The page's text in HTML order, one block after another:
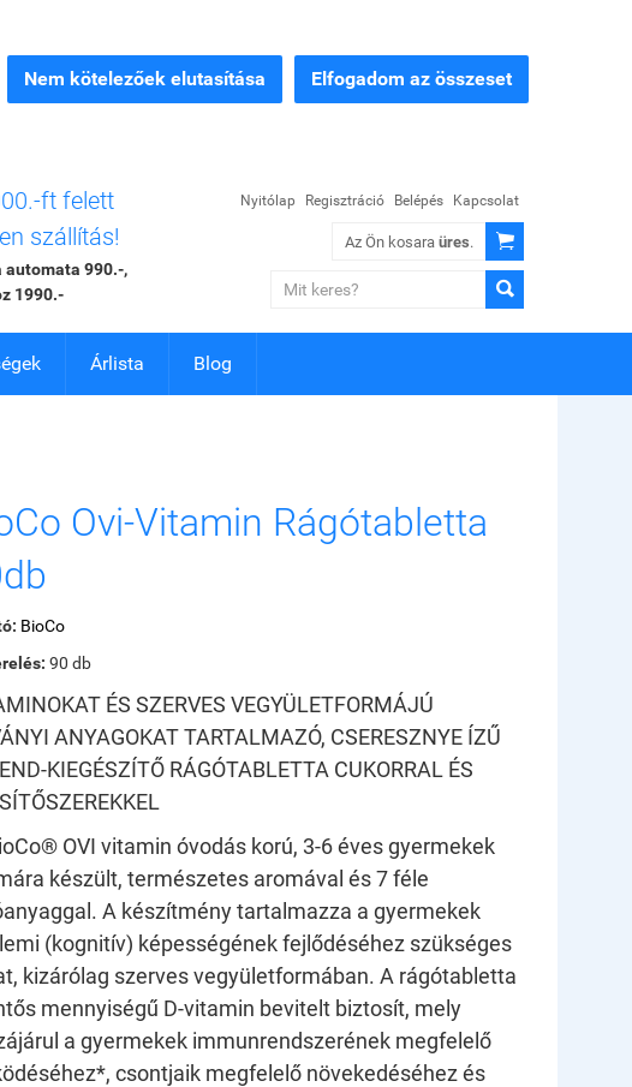
Nem kötelezőek elutasítása Elfogadom az összeset
ft felett
szállítás!
automata 990.-,
1990.-
Nyitólap Regisztráció Belépés Kapcsolat
Az Ön kosara üres.


Árlista Blog
Ovi-Vitamin Rágótabletta
BioCo
90 db
ÉS SZERVES VEGYÜLETFORMÁJÚ
ANYAGOKAT TARTALMAZÓ, CSERESZNYE ÍZŰ
KIEGÉSZÍTŐ RÁGÓTABLETTA CUKORRAL ÉS
OVI vitamin óvodás korú, 3-6 éves gyermekek
készült, természetes aromával és 7 féle
A készítmény tartalmazza a gyermekek
(kognitív) képességének fejlődéséhez szükséges
kizárólag szerves vegyületformában. A rágótabletta
mennyiségű D-vitamin bevitelt biztosít, mely
a gyermekek immunrendszerének megfelelő
csontjaik megfelelő növekedéséhez és